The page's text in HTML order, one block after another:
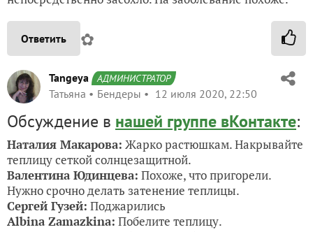
Ответить ✿
Tangeya АДМИНИСТРАТОР
Татьяна Бендеры 12 июля 2020, 22:50
Обсуждение в нашей группе вКонтакте:
Наталия Макарова: Жарко растюшкам. Накрывайте
теплицу сеткой солнцезащитной.
Валентина Юдинцева: Похоже, что пригорели.
Нужно срочно делать затенение теплицы.
Сергей Гузей: Поджарились
Albina Zamazkina: Побелите теплицу.